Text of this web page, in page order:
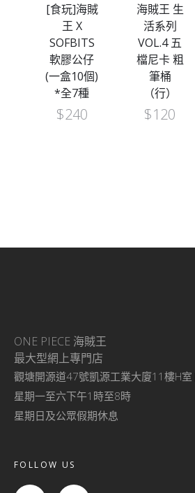
[食玩]海賊
王 X
SOFBITS
軟膠公仔
(一盒10個)
*全7種
$240
海賊王 生
活系列
VOL.4 五
檔尼卡 粗
筆桶
（行）
$120
ONE PIECE 海賊王
最大型網上專門店
觀塘開源道47號凱源工業大廈11樓H室
星期一至六下午1時至8時
星期日及公眾假期休息
FOLLOW US